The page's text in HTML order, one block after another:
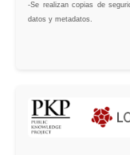
-Se realizan copias de
datos y metadatos.